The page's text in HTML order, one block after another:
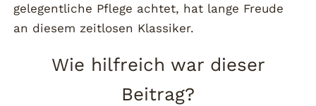
gelegentliche Pflege achtet, hat lange Freude
an diesem zeitlosen Klassiker.
Wie hilfreich war dieser
Beitrag?